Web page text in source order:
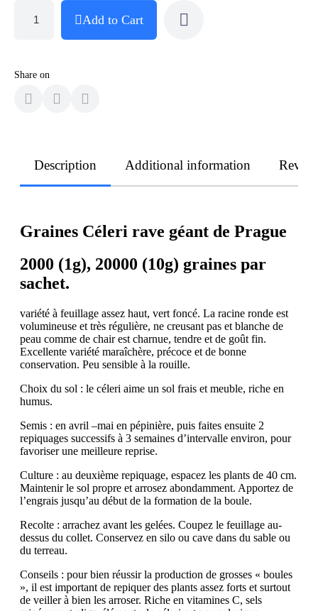
Add to Cart
Share on
Description Additional information
Graines Céleri rave géant de Prague
2000 (1g), 20000 (10g) graines par
sachet.
variété à feuillage assez haut, vert foncé. La racine ronde est
volumineuse et très régulière, ne creusant pas et blanche de
peau comme de chair est charnue, tendre et de goût fin.
Excellente variété maraîchère, précoce et de bonne
conservation. Peu sensible à la rouille.
Choix du sol : le céleri aime un sol frais et meuble, riche en
humus.
Semis : en avril –mai en pépinière, puis faites ensuite 2
repiquages successifs à 3 semaines d’intervalle environ, pour
favoriser une meilleure reprise.
Culture : au deuxième repiquage, espacez les plants de 40 cm.
Maintenir le sol propre et arrosez abondamment. Apportez de
l’engrais jusqu’au début de la formation de la boule.
Recolte : arrachez avant les gelées. Coupez le feuillage au-
dessus du collet. Conservez en silo ou cave dans du sable ou
du terreau.
Conseils : pour bien réussir la production de grosses « boules
», il est important de repiquer des plants assez forts et surtout
de veiller à bien les arroser. Riche en vitamines C, sels